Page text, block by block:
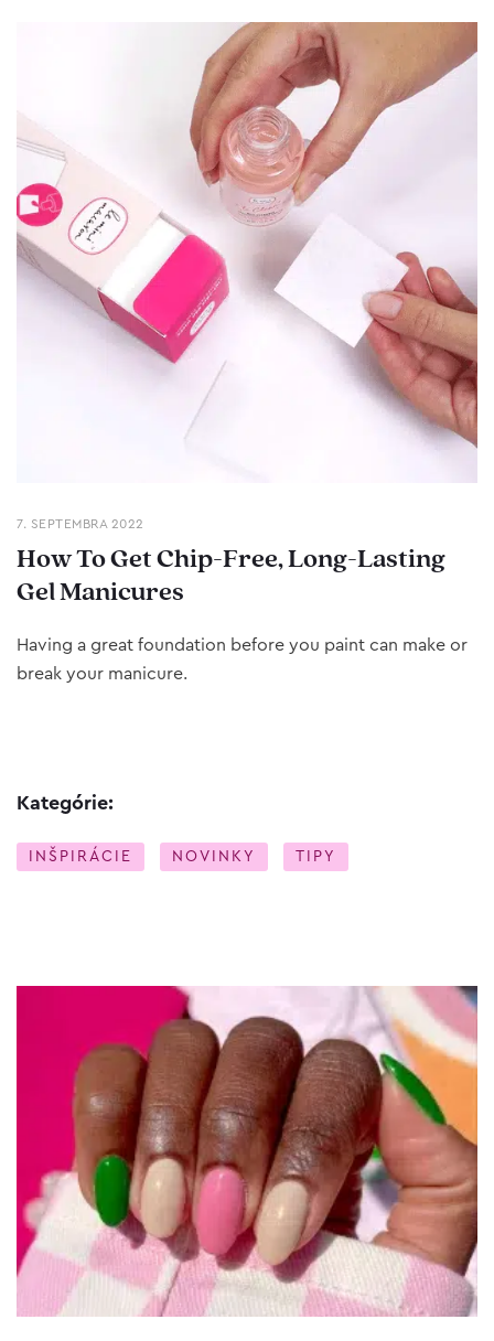
7. SEPTEMBRA 2022
How To Get Chip-Free, Long-Lasting
Gel Manicures
Having a great foundation before you paint can make or
break your manicure.
Kategórie:
INŠPIRÁCIE NOVINKY TIPY